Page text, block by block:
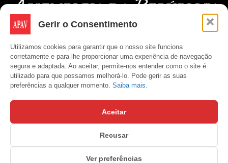
Gerir o Consentimento
Utilizamos cookies para garantir que o nosso site funciona
corretamente e para lhe proporcionar uma experiência de navegação
segura e adaptada. Ao aceitar, permite-nos entender como o site é
utilizado para que possamos melhorá-lo. Pode gerir as suas
preferências a qualquer momento. Saiba mais.
Aceitar
Recusar
Ver preferências